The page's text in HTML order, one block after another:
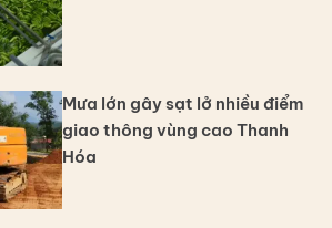
Mưa lớn gây sạt lở nhiều điểm
giao thông vùng cao Thanh
Hóa